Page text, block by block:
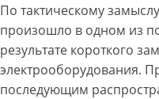
По тактическому
произошло в одном из
результате короткого
электрооборудования.
последующим